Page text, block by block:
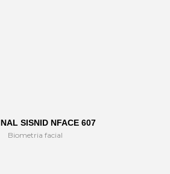
SISNID NFACE 607
Biometria facial